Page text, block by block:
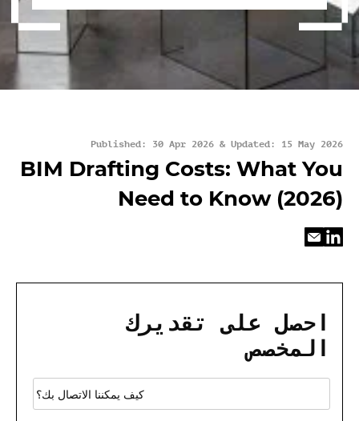
Published: 30 Apr 2026 & Updated: 15 May 2026
BIM Drafting Costs: What You
Need to Know (2026)
احصل على تقديرك
المخصص